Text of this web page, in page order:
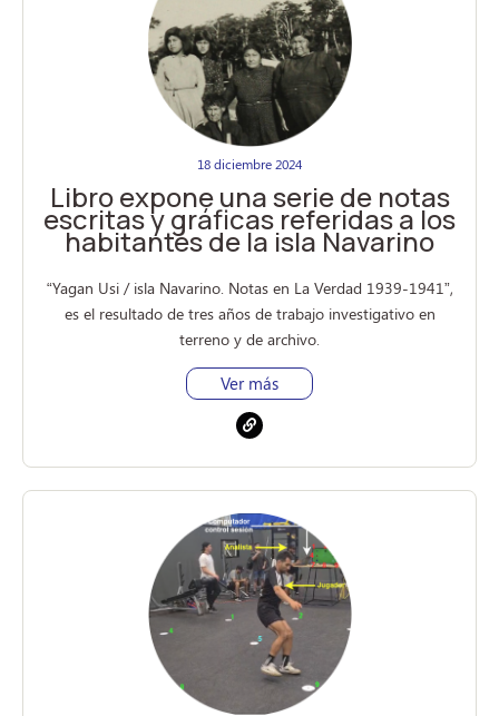
18 diciembre 2024
Libro expone una serie de notas
escritas y gráficas referidas a los
habitantes de la isla Navarino
“Yagan Usi / isla Navarino. Notas en La Verdad 1939-1941”,
es el resultado de tres años de trabajo investigativo en
terreno y de archivo.
Ver más